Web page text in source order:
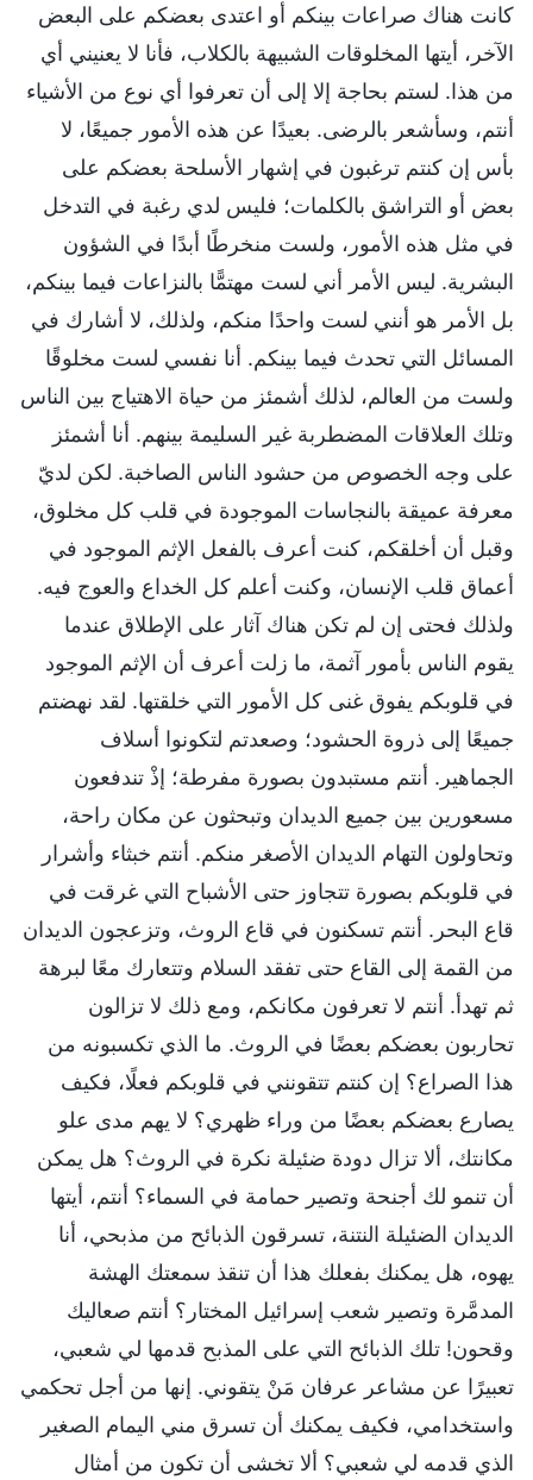
كانت هناك صراعات بينكم أو اعتدى بعضكم على البعض
الآخر، أيتها المخلوقات الشبيهة بالكلاب، فأنا لا يعنيني أي
من هذا. لستم بحاجة إلا إلى أن تعرفوا أي نوع من الأشياء
أنتم، وسأشعر بالرضى. بعيدًا عن هذه الأمور جميعًا، لا
بأس إن كنتم ترغبون في إشهار الأسلحة بعضكم على
بعض أو التراشق بالكلمات؛ فليس لدي رغبة في التدخل
في مثل هذه الأمور، ولست منخرطًا أبدًا في الشؤون
البشرية. ليس الأمر أني لست مهتمًّا بالنزاعات فيما بينكم،
بل الأمر هو أنني لست واحدًا منكم، ولذلك، لا أشارك في
المسائل التي تحدث فيما بينكم. أنا نفسي لست مخلوقًا
ولست من العالم، لذلك أشمئز من حياة الاهتياج بين الناس
وتلك العلاقات المضطربة غير السليمة بينهم. أنا أشمئز
على وجه الخصوص من حشود الناس الصاخبة. لكن لديّ
معرفة عميقة بالنجاسات الموجودة في قلب كل مخلوق،
وقبل أن أخلقكم، كنت أعرف بالفعل الإثم الموجود في
أعماق قلب الإنسان، وكنت أعلم كل الخداع والعوج فيه.
ولذلك فحتى إن لم تكن هناك آثار على الإطلاق عندما
يقوم الناس بأمور آثمة، ما زلت أعرف أن الإثم الموجود
في قلوبكم يفوق غنى كل الأمور التي خلقتها. لقد نهضتم
جميعًا إلى ذروة الحشود؛ وصعدتم لتكونوا أسلاف
الجماهير. أنتم مستبدون بصورة مفرطة؛ إذْ تندفعون
مسعورين بين جميع الديدان وتبحثون عن مكان راحة،
وتحاولون التهام الديدان الأصغر منكم. أنتم خبثاء وأشرار
في قلوبكم بصورة تتجاوز حتى الأشباح التي غرقت في
قاع البحر. أنتم تسكنون في قاع الروث، وتزعجون الديدان
من القمة إلى القاع حتى تفقد السلام وتتعارك معًا لبرهة
ثم تهدأ. أنتم لا تعرفون مكانكم، ومع ذلك لا تزالون
تحاربون بعضكم بعضًا في الروث. ما الذي تكسبونه من
هذا الصراع؟ إن كنتم تتقونني في قلوبكم فعلًا، فكيف
يصارع بعضكم بعضًا من وراء ظهري؟ لا يهم مدى علو
مكانتك، ألا تزال دودة ضئيلة نكرة في الروث؟ هل يمكن
أن تنمو لك أجنحة وتصير حمامة في السماء؟ أنتم، أيتها
الديدان الضئيلة النتنة، تسرقون الذبائح من مذبحي، أنا
يهوه، هل يمكنك بفعلك هذا أن تنقذ سمعتك الهشة
المدمَّرة وتصير شعب إسرائيل المختار؟ أنتم صعاليك
وقحون! تلك الذبائح التي على المذبح قدمها لي شعبي،
تعبيرًا عن مشاعر عرفان مَنْ يتقوني. إنها من أجل تحكمي
واستخدامي، فكيف يمكنك أن تسرق مني اليمام الصغير
الذي قدمه لي شعبي؟ ألا تخشى أن تكون من أمثال